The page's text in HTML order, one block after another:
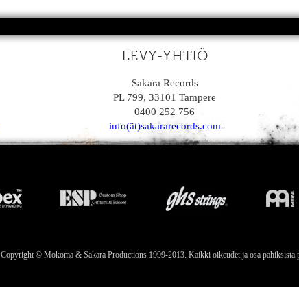
LEVY-YHTIÖ
Sakara Records
PL 799, 33101 Tampere
0400 252 756
info(ät)sakararecords.com
Copyright © Mokoma & Sakara Productions 1999-2013. Kaikki oikeudet ja osa pahiksista